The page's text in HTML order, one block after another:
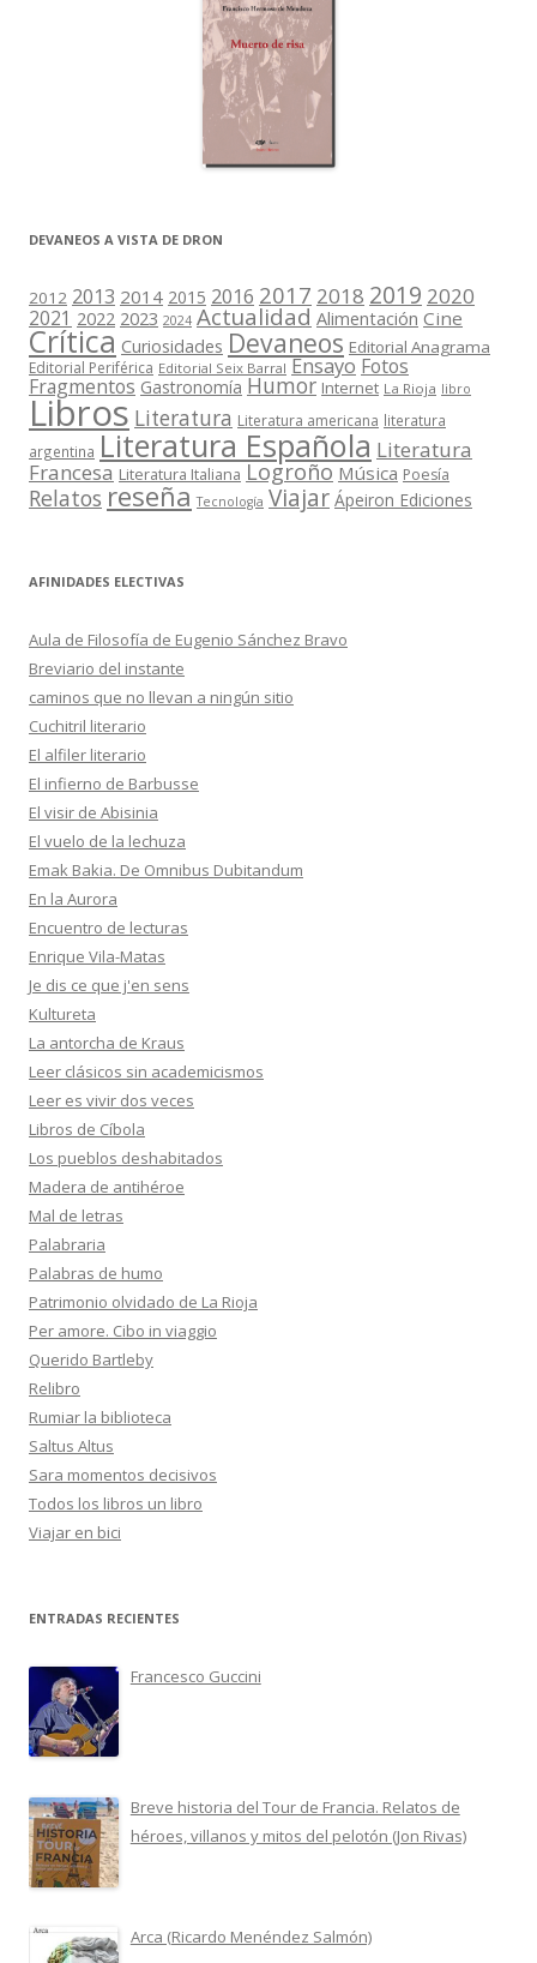
DEVANEOS A VISTA DE DRON
2012 2013 2014 2015 2016 2017 2018 2019 2020
2021 2022 2023 2024 Actualidad Alimentación Cine
Crítica Curiosidades Devaneos Editorial Anagrama
Editorial Periférica Editorial Seix Barral Ensayo Fotos
Fragmentos Gastronomía Humor Internet La Rioja libro
Libros Literatura Literatura americana literatura
argentina Literatura Española Literatura
Francesa Literatura Italiana Logroño Música Poesía
Relatos reseña Tecnología Viajar Ápeiron Ediciones
AFINIDADES ELECTIVAS
Aula de Filosofía de Eugenio Sánchez Bravo
Breviario del instante
caminos que no llevan a ningún sitio
Cuchitril literario
El alfiler literario
El infierno de Barbusse
El visir de Abisinia
El vuelo de la lechuza
Emak Bakia. De Omnibus Dubitandum
En la Aurora
Encuentro de lecturas
Enrique Vila-Matas
Je dis ce que j'en sens
Kultureta
La antorcha de Kraus
Leer clásicos sin academicismos
Leer es vivir dos veces
Libros de Cíbola
Los pueblos deshabitados
Madera de antihéroe
Mal de letras
Palabraria
Palabras de humo
Patrimonio olvidado de La Rioja
Per amore. Cibo in viaggio
Querido Bartleby
Relibro
Rumiar la biblioteca
Saltus Altus
Sara momentos decisivos
Todos los libros un libro
Viajar en bici
ENTRADAS RECIENTES
Francesco Guccini
Breve historia del Tour de Francia. Relatos de
héroes, villanos y mitos del pelotón (Jon Rivas)
Arca (Ricardo Menéndez Salmón)